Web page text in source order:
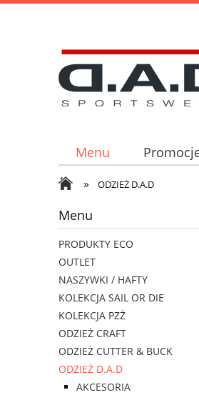
Menu
» ODZIEŻ D.A.D
Menu
PRODUKTY ECO
OUTLET
NASZYWKI / HAFTY
KOLEKCJA SAIL OR DIE
KOLEKCJA PZŻ
ODZIEŻ CRAFT
ODZIEŻ CUTTER & BUCK
ODZIEŻ D.A.D
AKCESORIA